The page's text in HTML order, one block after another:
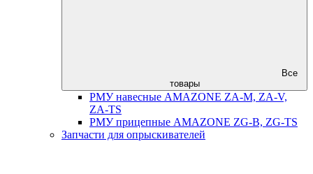
Все
товары
РМУ навесные AMAZONE ZA-M, ZA-V,
ZA-TS
РМУ прицепные AMAZONE ZG-B, ZG-TS
Запчасти для опрыскивателей